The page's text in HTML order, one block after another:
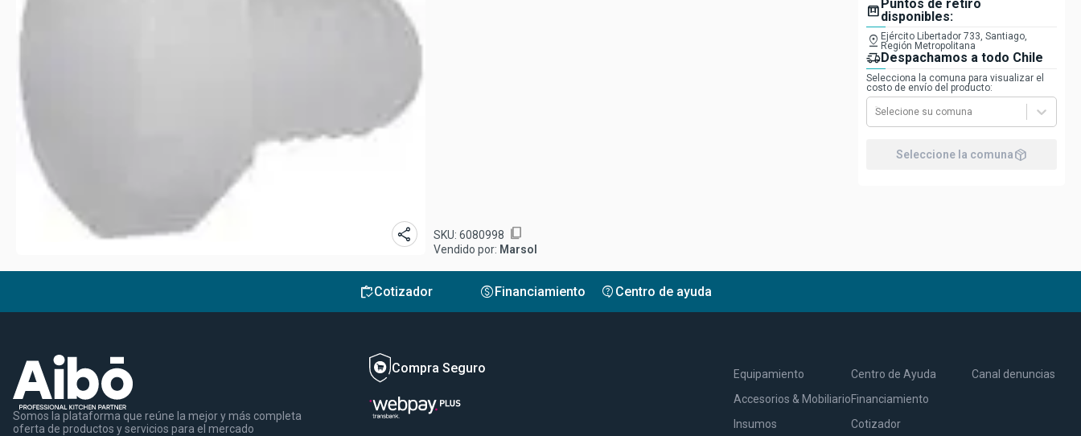
share SKU: 6080998 content_copy
Vendido por: Marsol
boxPuntos de retiro
disponibles:
pin_dropEjército Libertador 733, Santiago,
Región Metropolitana
delivery_truck_speedDespachamos a todo Chile
Selecciona la comuna para visualizar el
costo de envío del producto:
Selecione su comuna
Seleccione la comunapackage_2
inventoryCotizador monetization_onFinanciamiento contact_support Centro de ayuda
Somos la plataforma que reúne la mejor y más completa
oferta de productos y servicios para el mercado
Compra Seguro
Equipamiento
Accesorios & Mobiliario
Insumos
Centro de Ayuda
Financiamiento
Cotizador
Canal denuncias